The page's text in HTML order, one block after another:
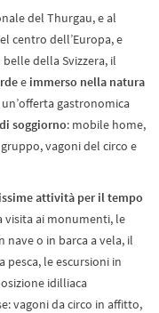
del Thurgau, e al
centro dell’Europa, e
della Svizzera, il
e immerso nella natura
gastronomica
soggiorno: mobile home,
vagoni del circo e
attività per il tempo
visita ai monumenti, le
nave o in barca a vela, il
le escursioni in
idilliaca
vagoni da circo in affitto,